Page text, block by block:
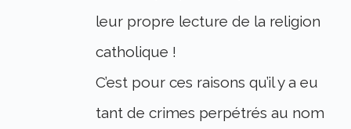
leur propre lecture de la religion
catholique !
C’est pour ces raisons qu’il y a eu
tant de crimes perpétrés au nom